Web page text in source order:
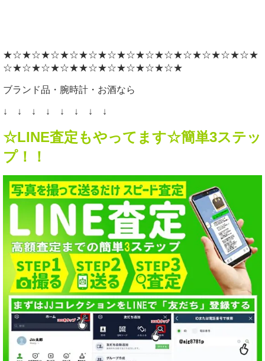
★☆★☆★☆★☆★☆★☆★☆★☆★☆★☆★☆★☆★☆★
☆★☆★☆★☆★★☆★☆★☆★☆★☆★
ブランド品・腕時計・お酒なら
↓ ↓ ↓ ↓ ↓ ↓ ↓ ↓
☆LINE査定もやってます☆簡単3ステッ
プ！！